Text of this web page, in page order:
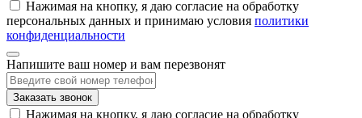
Нажимая на кнопку, я даю согласие на обработку
персональных данных и принимаю условия политики
конфиденциальности
Напишите ваш номер и вам перезвонят
Заказать звонок
Нажимая на кнопку, я даю согласие на обработку